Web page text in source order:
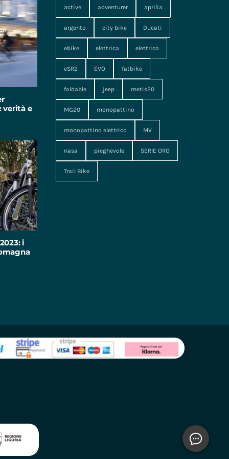
e
i
active adventurer aprilia
argento city bike Ducati
ebike elettrica elettrico
eSR2 EVO fatbike
foldable jeep metis20
MG20 monopattino
monopattino elettrico MV
nasa pieghevole SERIE ORO
Trail Bike